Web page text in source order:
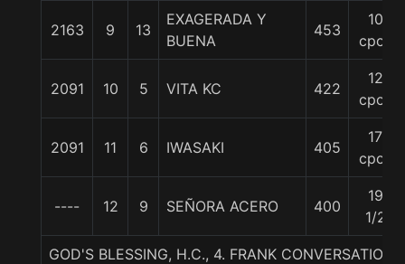
2163 9 13
EXAGERADA Y
BUENA
453
10
cpos
2091 10 5 VITA KC 422
12
cpos
2091 11 6 IWASAKI 405
17
cpos
---- 12 9 SEÑORA ACERO 400
19
1/2
GOD'S BLESSING, H.C., 4. FRANK